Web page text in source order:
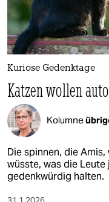
Kuriose Gedenktage
Katzen wollen
Kolumne
Die spinnen, die
wüsste, was die
gedenkwürdig halten.